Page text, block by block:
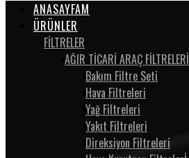
ANASAYFAM
ÜRÜNLER
FİLTRELER
AĞIR TİCARİ ARAÇ FİLTRELERİ
Bakım Filtre Seti
Hava Filtreleri
Yağ Filtreleri
Yakıt Filtreleri
Direksiyon Filtreleri